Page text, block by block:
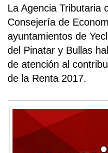
La Agencia Tributaria
Consejería de
ayuntamientos de
del Pinatar y Bullas
de atención al
de la Renta 2017.